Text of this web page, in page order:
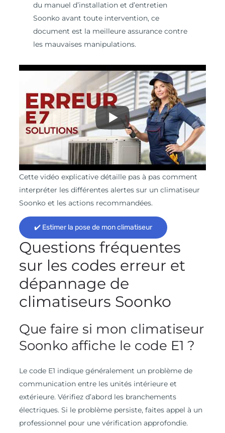
du manuel d’installation et d’entretien
Soonko avant toute intervention, ce
document est la meilleure assurance contre
les mauvaises manipulations.
Cette vidéo explicative détaille pas à pas comment
interpréter les différentes alertes sur un climatiseur
Soonko et les actions recommandées.
✔️ Estimer la pose de mon climatiseur
Questions fréquentes
sur les codes erreur et
dépannage de
climatiseurs Soonko
Que faire si mon climatiseur
Soonko affiche le code E1 ?
Le code E1 indique généralement un problème de
communication entre les unités intérieure et
extérieure. Vérifiez d’abord les branchements
électriques. Si le problème persiste, faites appel à un
professionnel pour une vérification approfondie.